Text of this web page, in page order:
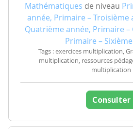
Mathématiques de niveau
année, Primaire – Troisième
Quatrième année, Primaire –
Primaire –
Tags : exercices multiplication,
multiplication, ressources
multiplication
Consulter